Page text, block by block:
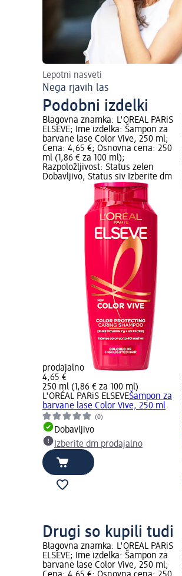
Lepotni nasveti
Nega rjavih las
Podobni izdelki
Blagovna znamka: L'ORÉAL PARiS
ELSEVE; Ime izdelka: Šampon za
barvane lase Color Vive, 250 ml;
Cena: 4,65 €; Osnovna cena: 250
ml (1,86 € za 100 ml);
Razpoložljivost: Status zelen
Dobavljivo, Status siv Izberite dm
prodajalno
4,65 €
250 ml (1,86 € za 100 ml)
L'ORÉAL PARiS ELSEVEŠampon za
barvane lase Color Vive, 250 ml
(0)
Dobavljivo
Izberite dm prodajalno
Drugi so kupili tudi
Blagovna znamka: L'ORÉAL PARiS
ELSEVE; Ime izdelka: Šampon za
barvane lase Color Vive, 250 ml;